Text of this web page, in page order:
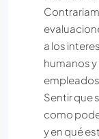
a los
humanos y
Sentir que
como
y en qué